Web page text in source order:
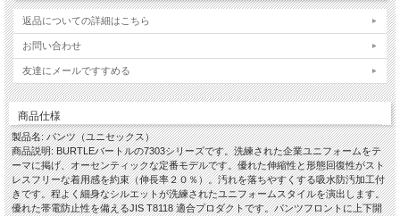
返品についての詳細はこちら
お問い合わせ
友達にメールですすめる
商品仕様
製品名: パンツ（ユニセックス）
商品説明: BURTLEバートルの7303シリーズです。洗練された企業ユニフォームをテ
ーマに掲げ、オーセンティックな定番モデルです。優れた伸縮性と形態回復性がスト
レスフリーな着用感を約束（伸長率２０％）。汚れを落ちやすくする吸水防汚加工付
きです。程よく細身なシルエットが洗練されたユニフォームスタイルを演出します。
優れた帯電防止性を備えるJIS T8118 適合プロダクトです。パンツフロントに上下開